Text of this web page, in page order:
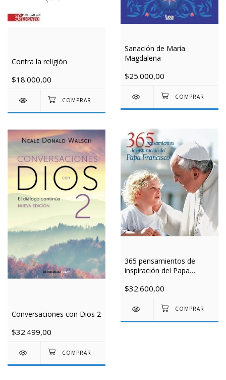
Contra la religión
$18.000,00
Sanación de María
Magdalena
$25.000,00
Conversaciones con Dios 2
$32.499,00
365 pensamientos de
inspiración del Papa
$32.600,00